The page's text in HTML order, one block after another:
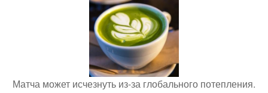
Матча может исчезнуть из-за глобального потепления.